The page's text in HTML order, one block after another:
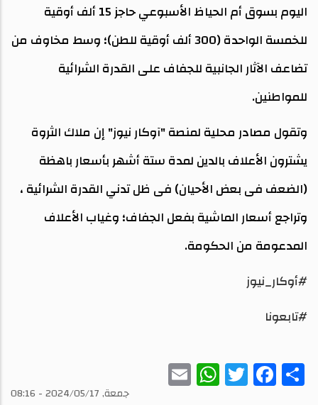
اليوم بسوق أم الحياظ الأسبوعي حاجز 15 ألف أوقية
للخمسة الواحدة (300 ألف أوقية للطن)؛ وسط مخاوف من
تضاعف الآثار الجانبية للجفاف على القدرة الشرائية
للمواطنين.
وتقول مصادر محلية لمنصة "آوكار نيوز" إن ملاك الثروة
يشترون الأعلاف بالدين لمدة ستة أشهر بأسعار باهظة
(الضعف فى بعض الأحيان) فى ظل تدني القدرة الشرائية ،
وتراجع أسعار الماشية بفعل الجفاف؛ وغياب الأعلاف
المدعومة من الحكومة.
#أوكار_نيوز
#تابعونا
Share
Facebook
Twitter
WhatsAppجمعة, 2024/05/17 - 08:16